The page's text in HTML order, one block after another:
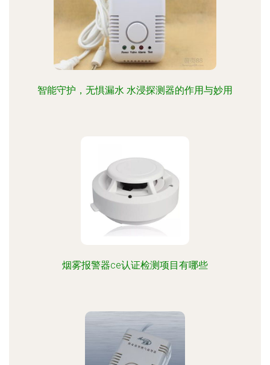
智能守护，无惧漏水 水浸探测器的作用与妙用
烟雾报警器ce认证检测项目有哪些